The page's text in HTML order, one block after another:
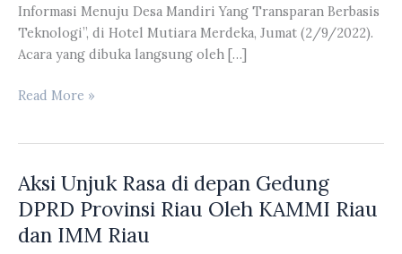
Informasi Menuju Desa Mandiri Yang Transparan Berbasis
Teknologi”, di Hotel Mutiara Merdeka, Jumat (2/9/2022).
Acara yang dibuka langsung oleh […]
Anggota
Provinsi
Riau
Mardianto
Manan
Read More »
Aksi Unjuk Rasa di depan Gedung
DPRD Provinsi Riau Oleh KAMMI Riau
dan IMM Riau